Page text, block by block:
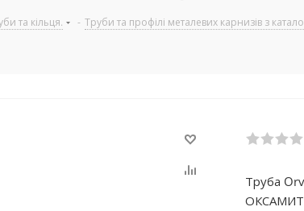
та кільця. - Труби та профілі металевих карнизів з
Труба
ОКСАМИТ